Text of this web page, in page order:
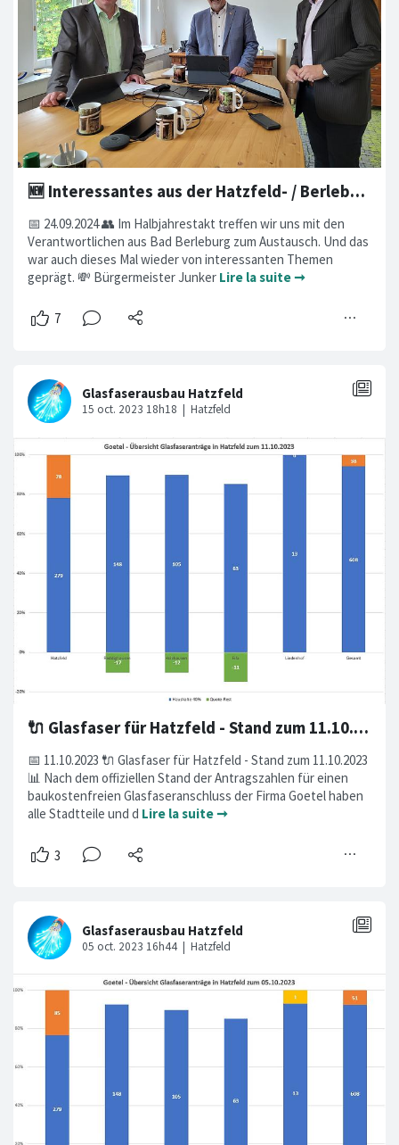
🆕 Interessantes aus der Hatzfeld- / Berleburger Gesprächsrunde
📅 24.09.2024 👥 Im Halbjahrestakt treffen wir uns mit den
Verantwortlichen aus Bad Berleburg zum Austausch. Und das
war auch dieses Mal wieder von interessanten Themen
geprägt. 💸 Bürgermeister Junker Lire la suite ➞
🔌 Glasfaser für Hatzfeld - Stand zum 11.10.2023
📅 11.10.2023 🔌 Glasfaser für Hatzfeld - Stand zum 11.10.2023
📊 Nach dem offiziellen Stand der Antragszahlen für einen
baukostenfreien Glasfaseranschluss der Firma Goetel haben
alle Stadtteile und d Lire la suite ➞